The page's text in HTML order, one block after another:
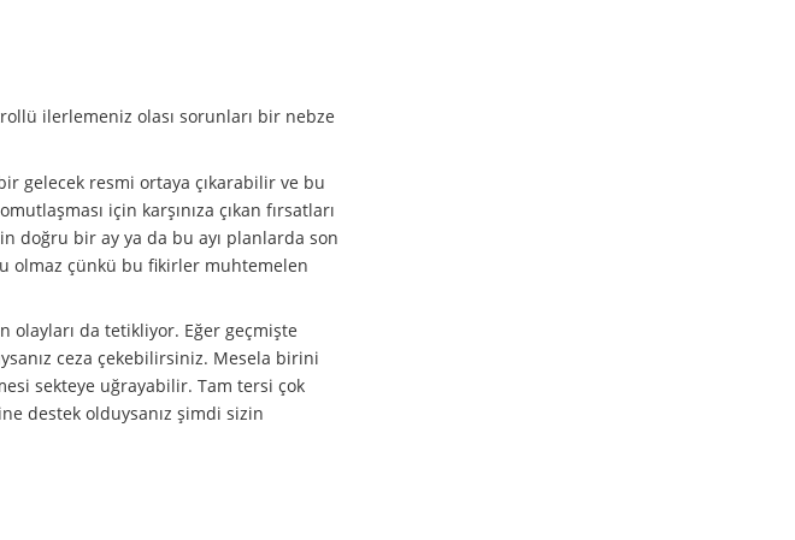
ilerlemeniz olası sorunları bir nebze
gelecek resmi ortaya çıkarabilir ve bu
için karşınıza çıkan fırsatları
doğru bir ay ya da bu ayı planlarda son
olmaz çünkü bu fikirler muhtemelen
da tetikliyor. Eğer geçmişte
ceza çekebilirsiniz. Mesela birini
sekteye uğrayabilir. Tam tersi çok
destek olduysanız şimdi sizin